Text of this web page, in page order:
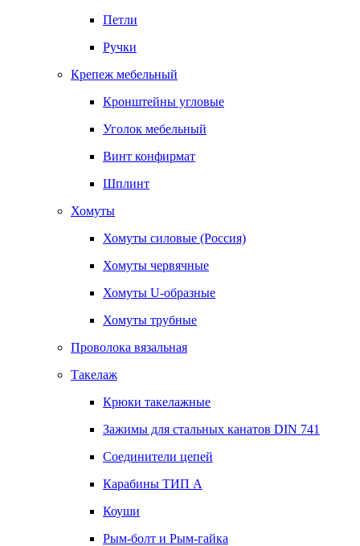
Петли
Ручки
Крепеж мебельный
Кронштейны угловые
Уголок мебельный
Винт конфирмат
Шплинт
Хомуты
Хомуты силовые (Россия)
Хомуты червячные
Хомуты U-образные
Хомуты трубные
Проволока вязальная
Такелаж
Крюки такелажные
Зажимы для стальных канатов DIN 741
Соединители цепей
Карабины ТИП А
Коуши
Рым-болт и Рым-гайка